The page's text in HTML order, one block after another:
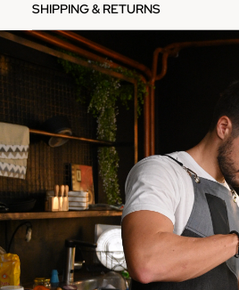
SHIPPING & RETURNS